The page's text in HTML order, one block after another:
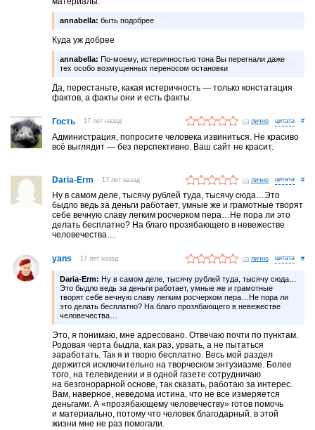
annabella: быть подобрее
Куда уж добрее
annabella: По-моему, истеричностью тона Вы перегнали даже
тех особо возмущенных переносом остановки
Да, перестаньте, какая истеричность — только констатация
фактов, а факты они и есть факты.
Гость 17 лет назад лично #
Администрация, попросите человека извиниться. Не красиво
всё выглядит — без перспективно. Ваш сайт не красит.
Daria-Erm 17 лет назад лично #
Ну в самом деле, тысячу рублей туда, тысячу сюда…Это
быдло ведь за деньги работает, умные же и грамотные творят
себе вечную славу легким росчерком пера…Не пора ли это
делать бесплатно? На благо прозябающего в невежестве
человечества…
yans 17 лет назад лично #
Daria-Erm: Ну в самом деле, тысячу рублей туда, тысячу сюда…
Это быдло ведь за деньги работает, умные же и грамотные
творят себе вечную славу легким росчерком пера…Не пора ли
это делать бесплатно? На благо прозябающего в невежестве
человечества…
Это, я понимаю, мне адресовано. Отвечаю почти по пунктам.
Родовая черта быдла, как раз, урвать, а не пытаться
заработать. Так я и творю бесплатно. Весь мой раздел
держится исключительно на творческом энтузиазме. Более
того, на телевидении и в одной газете сотрудничаю
на безгонорарной основе, так сказать, работаю за интерес.
Вам, наверное, неведома истина, что не все измеряется
деньгами. А «прозябающему человечеству» готов помочь
и материально, потому что человек благодарный. в этой
жизни мне не раз помогали.